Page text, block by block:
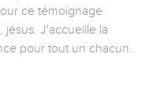
ce témoignage
J'accueille la
pour tout un chacun.